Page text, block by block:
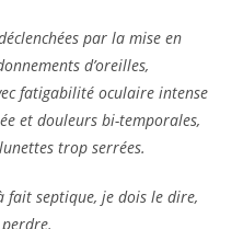
par la mise en
d’oreilles,
fatigabilité oculaire intense
et douleurs bi-temporales,
trop serrées.
fait septique, je dois le dire,